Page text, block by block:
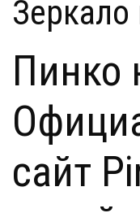
Зеркало
Пинко
сайт